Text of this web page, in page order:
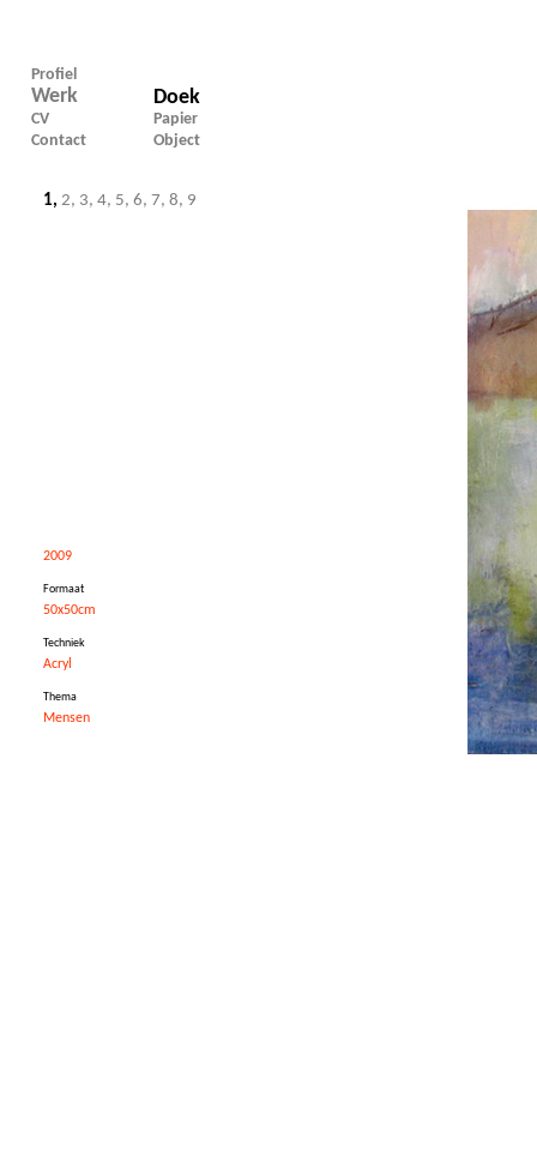
Profiel
Werk
CV
Contact
Doek
Papier
Object
1, 2, 3, 4, 5, 6, 7, 8, 9
2009
Formaat
50x50cm
Techniek
Acryl
Thema
Mensen